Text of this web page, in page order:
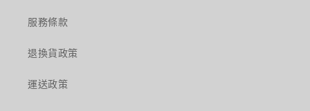
服務條款
退換貨政策
運送政策